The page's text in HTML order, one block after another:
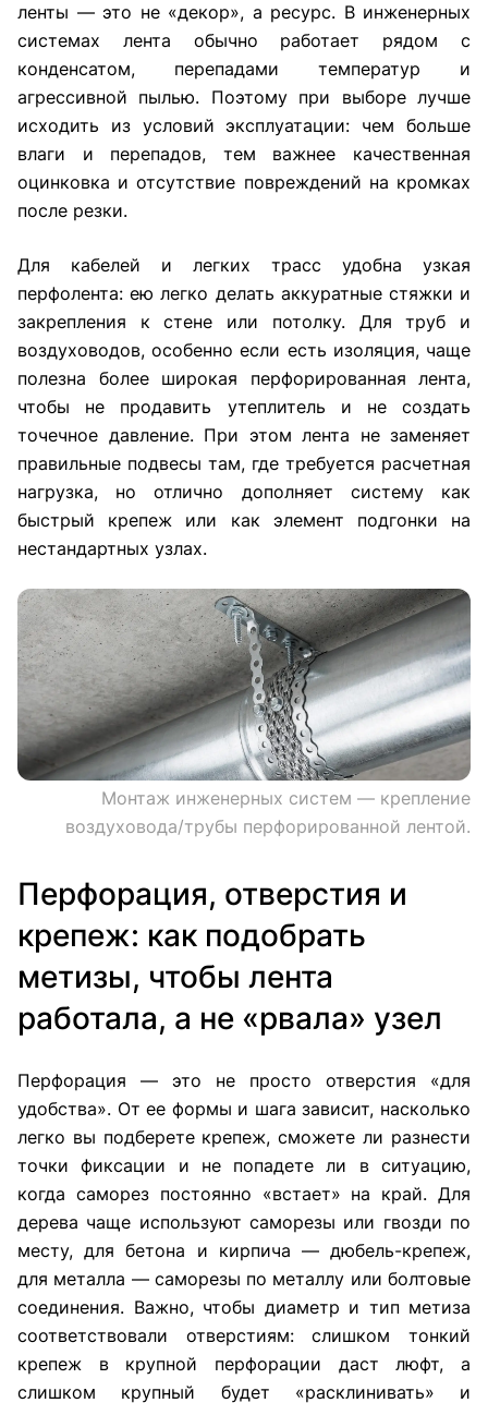
ленты — это не «декор», а ресурс. В инженерных
системах лента обычно работает рядом с
конденсатом, перепадами температур и
агрессивной пылью. Поэтому при выборе лучше
исходить из условий эксплуатации: чем больше
влаги и перепадов, тем важнее качественная
оцинковка и отсутствие повреждений на кромках
после резки.
Для кабелей и легких трасс удобна узкая
перфолента: ею легко делать аккуратные стяжки и
закрепления к стене или потолку. Для труб и
воздуховодов, особенно если есть изоляция, чаще
полезна более широкая перфорированная лента,
чтобы не продавить утеплитель и не создать
точечное давление. При этом лента не заменяет
правильные подвесы там, где требуется расчетная
нагрузка, но отлично дополняет систему как
быстрый крепеж или как элемент подгонки на
нестандартных узлах.
Монтаж инженерных систем — крепление
воздуховода/трубы перфорированной лентой.
Перфорация, отверстия и
крепеж: как подобрать
метизы, чтобы лента
работала, а не «рвала» узел
Перфорация — это не просто отверстия «для
удобства». От ее формы и шага зависит, насколько
легко вы подберете крепеж, сможете ли разнести
точки фиксации и не попадете ли в ситуацию,
когда саморез постоянно «встает» на край. Для
дерева чаще используют саморезы или гвозди по
месту, для бетона и кирпича — дюбель-крепеж,
для металла — саморезы по металлу или болтовые
соединения. Важно, чтобы диаметр и тип метиза
соответствовали отверстиям: слишком тонкий
крепеж в крупной перфорации даст люфт, а
слишком крупный будет «расклинивать» и